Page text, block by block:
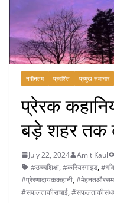
नवीनतम प्रदर्शित प्रमुख समाचार
प्रेरक
बड़े शहर तक
July 22, 2024 Amit Kaul
#उच्चशिक्षा,#करियरगाइड,
#प्रेरणादायककहानी,
#सफलताकीसचाई,